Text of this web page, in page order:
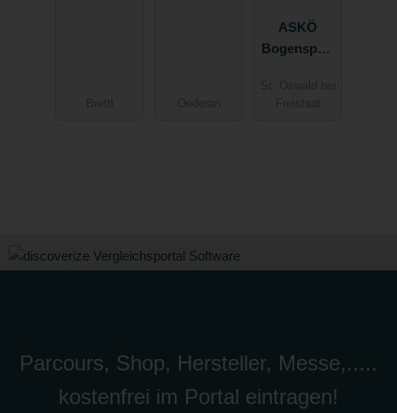
ASKÖ
Bogensport
Parcours, Shop, Hersteller, Messe,.....
kostenfrei im Portal eintragen!